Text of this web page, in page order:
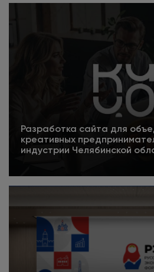
Разработка сайта для
креативных
индустрии Челябинской
Подробнее